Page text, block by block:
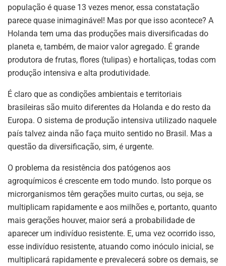
população é quase 13 vezes menor, essa constatação
parece quase inimaginável! Mas por que isso acontece? A
Holanda tem uma das produções mais diversificadas do
planeta e, também, de maior valor agregado. É grande
produtora de frutas, flores (tulipas) e hortaliças, todas com
produção intensiva e alta produtividade.
É claro que as condições ambientais e territoriais
brasileiras são muito diferentes da Holanda e do resto da
Europa. O sistema de produção intensiva utilizado naquele
país talvez ainda não faça muito sentido no Brasil. Mas a
questão da diversificação, sim, é urgente.
O problema da resistência dos patógenos aos
agroquímicos é crescente em todo mundo. Isto porque os
microrganismos têm gerações muito curtas, ou seja, se
multiplicam rapidamente e aos milhões e, portanto, quanto
mais gerações houver, maior será a probabilidade de
aparecer um indivíduo resistente. E, uma vez ocorrido isso,
esse indivíduo resistente, atuando como inóculo inicial, se
multiplicará rapidamente e prevalecerá sobre os demais, se